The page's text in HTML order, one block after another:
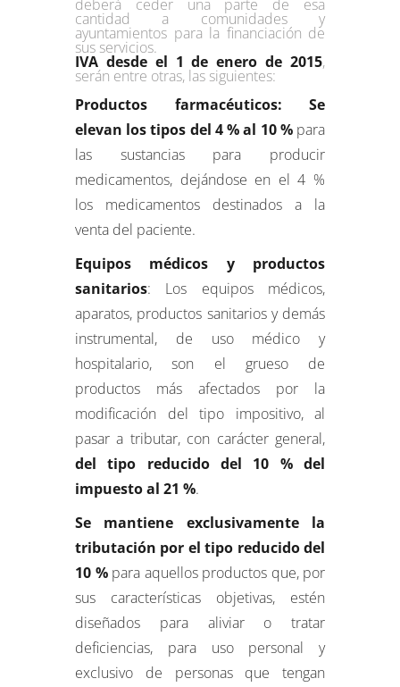
deberá ceder una parte de esa
cantidad a comunidades y
ayuntamientos para la financiación de
sus servicios.
IVA desde el 1 de enero de 2015,
serán entre otras, las siguientes:
Productos farmacéuticos: Se
elevan los tipos del 4 % al 10 % para
las sustancias para producir
medicamentos, dejándose en el 4 %
los medicamentos destinados a la
venta del paciente.
Equipos médicos y productos
sanitarios: Los equipos médicos,
aparatos, productos sanitarios y demás
instrumental, de uso médico y
hospitalario, son el grueso de
productos más afectados por la
modificación del tipo impositivo, al
pasar a tributar, con carácter general,
del tipo reducido del 10 % del
impuesto al 21 %.
Se mantiene exclusivamente la
tributación por el tipo reducido del
10 %para aquellos productos que, por
sus características objetivas, estén
diseñados para aliviar o tratar
deficiencias, para uso personal y
exclusivo de personas que tengan